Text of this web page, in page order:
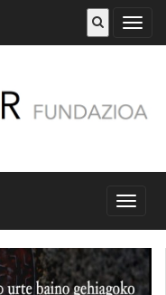
Abrir
menú